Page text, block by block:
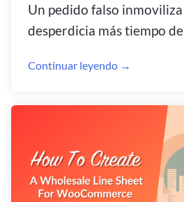
Un pedido falso
desperdicia más tiempo
Continuar leyendo →